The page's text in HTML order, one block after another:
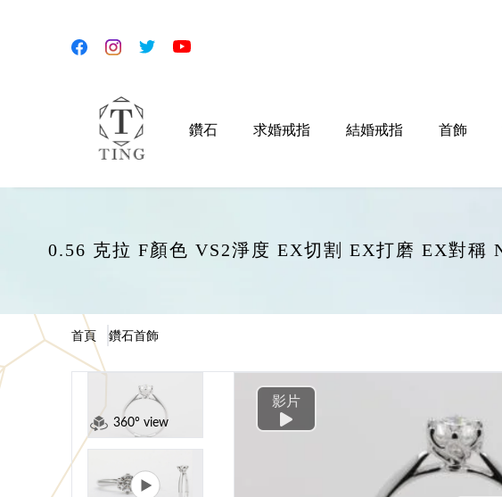
鑽石 求婚戒指 結婚戒指 首飾
0.56 克拉 F顏色 VS2淨度 EX切割 EX打磨 EX對稱
首頁 鑽石首飾
360° view
影片